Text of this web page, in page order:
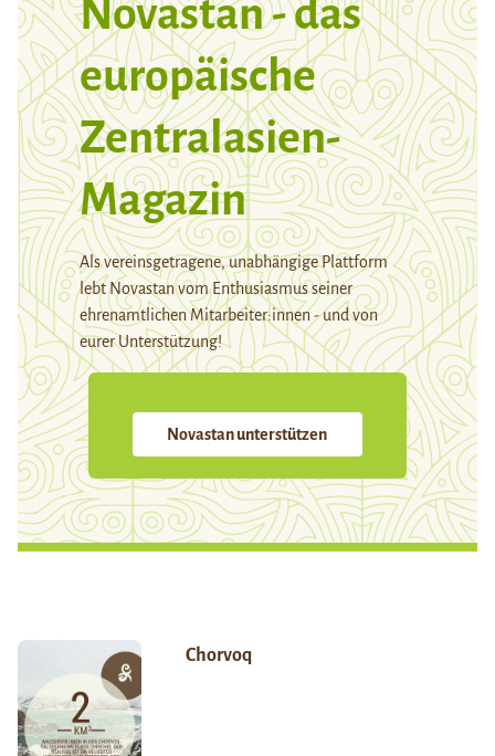
Novastan - das
europäische
Zentralasien-
Magazin
Als vereinsgetragene, unabhängige Plattform
lebt Novastan vom Enthusiasmus seiner
ehrenamtlichen Mitarbeiter:innen - und von
eurer Unterstützung!
Novastan unterstützen
Chorvoq